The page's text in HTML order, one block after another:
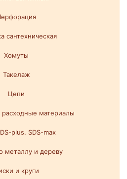
сантехническая
Хомуты
Такелаж
Цепи
материалы
plus. SDS-max
металлу и дереву
и круги